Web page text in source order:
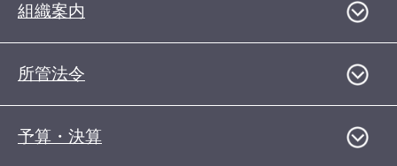
組織案内
所管法令
予算・決算